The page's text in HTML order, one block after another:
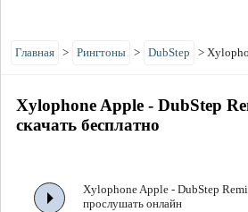
Главная > Рингтоны > DubStep >
Xylophone Apple - DubStep
скачать бесплатно
Xylophone Apple - DubStep
прослушать онлайн